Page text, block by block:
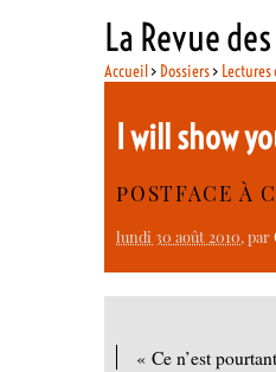
La Revue
Accueil> Dossiers>
I will show
POSTFACE À
lundi 30 août 2010, par
« Ce n’est